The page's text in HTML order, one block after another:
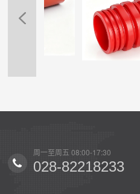
周一至周五 08:00-17:30
4008 827 315